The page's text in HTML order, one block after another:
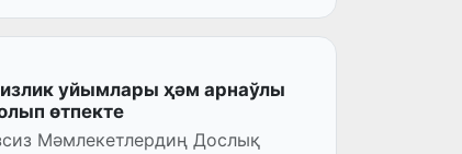
уйымлары ҳәм арнаўлы
өтпекте
Мәмлекетлердиң Дослық